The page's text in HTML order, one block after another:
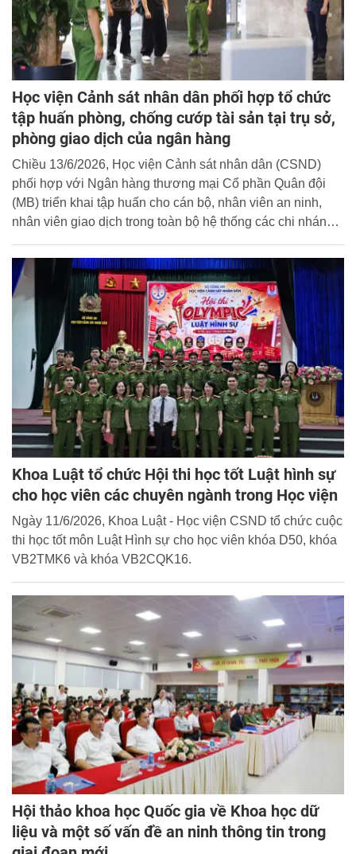
Học viện Cảnh sát nhân dân phối hợp tổ chức
tập huấn phòng, chống cướp tài sản tại trụ sở,
phòng giao dịch của ngân hàng
Chiều 13/6/2026, Học viện Cảnh sát nhân dân (CSND)
phối hợp với Ngân hàng thương mại Cổ phần Quân đội
(MB) triển khai tập huấn cho cán bộ, nhân viên an ninh,
nhân viên giao dịch trong toàn bộ hệ thống các chi nhánh,
chống cướp tài sản tại trụ sở, phòng giao dịch của Ngân
hàng.
Khoa Luật tổ chức Hội thi học tốt Luật hình sự
cho học viên các chuyên ngành trong Học viện
Ngày 11/6/2026, Khoa Luật - Học viện CSND tổ chức cuộc
thi học tốt môn Luật Hình sự cho học viên khóa D50, khóa
VB2TMK6 và khóa VB2CQK16.
Hội thảo khoa học Quốc gia về Khoa học dữ
liệu và một số vấn đề an ninh thông tin trong